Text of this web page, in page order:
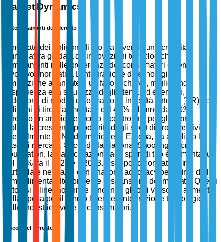
Market Dynamics
Fattori Trainanti del Mercato
Il mercato dei poligoni di tiro sta vivendo una crescita
significativa guidata da innovazioni tecnologiche,
cambiamenti nelle preferenze dei consumatori e venti
favorevoli normativi. L'integrazione di tecnologie di
simulazione avanzate è un fattore chiave, migliorando
l'esperienza e la sicurezza degli utenti. Ad esempio,
l'adozione di moduli di formazione in realtà virtuale (VR) nei
poligoni di tiro è aumentata del 45% all'anno dal 2020,
offrendo un ambiente sicuro e controllato per gli utenti.
Inoltre, la crescente popolarità degli sport di tiro ricreativi,
specialmente in Nord America e in Europa, ha ampliato la
base di mercato. Secondo la National Shooting Sports
Foundation, la partecipazione agli sport di tiro è aumentata
del 28% tra il 2021 e il 2023. Il supporto normativo, in
particolare nei paesi con una forte advocacy per i diritti delle
armi, alimenta ulteriormente l'espansione del mercato. Questi
fattori si allineano con le tendenze globali verso un aumento
della spesa per il tempo libero e l'integrazione tecnologica
nelle industrie rivolte ai consumatori.
Vincoli del Mercato